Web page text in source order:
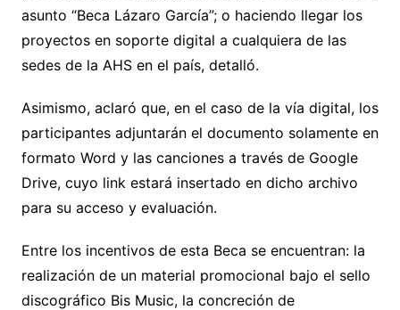
asunto “Beca Lázaro García”; o haciendo llegar los
proyectos en soporte digital a cualquiera de las
sedes de la AHS en el país, detalló.
Asimismo, aclaró que, en el caso de la vía digital, los
participantes adjuntarán el documento solamente en
formato Word y las canciones a través de Google
Drive, cuyo link estará insertado en dicho archivo
para su acceso y evaluación.
Entre los incentivos de esta Beca se encuentran: la
realización de un material promocional bajo el sello
discográfico Bis Music, la concreción de